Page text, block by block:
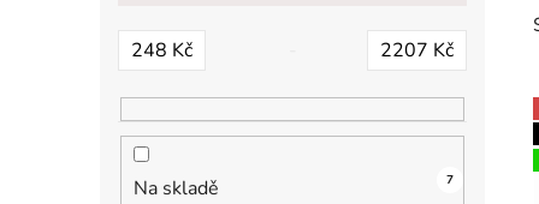
248 Kč 2207 Kč
Na skladě 7